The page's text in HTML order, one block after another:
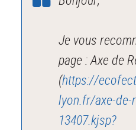
Je vous
page : Axe de
(https://
lyon.fr/axe-de-
13407.kjsp?